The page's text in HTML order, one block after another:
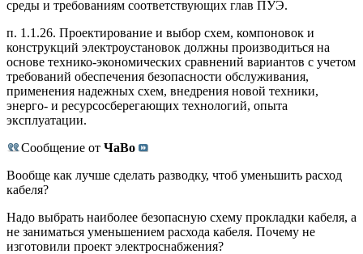
среды и требованиям соответствующих глав ПУЭ.
п. 1.1.26. Проектирование и выбор схем, компоновок и
конструкций электроустановок должны производиться на
основе технико-экономических сравнений вариантов с учетом
требований обеспечения безопасности обслуживания,
применения надежных схем, внедрения новой техники,
энерго- и ресурсосберегающих технологий, опыта
эксплуатации.
Сообщение от ЧаВо
Вообще как лучше сделать разводку, чтоб уменьшить расход
кабеля?
Надо выбрать наиболее безопасную схему прокладки кабеля, а
не заниматься уменьшением расхода кабеля. Почему не
изготовили проект электроснабжения?